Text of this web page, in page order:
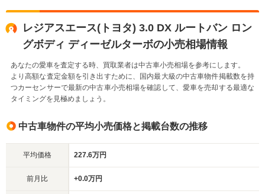
レジアスエース(トヨタ) 3.0 DX ルートバン ロン
グボディ ディーゼルターボの小売相場情報
あなたの愛車を査定する時、買取業者は中古車小売相場を参考にします。
より高額な査定金額を引き出すために、国内最大級の中古車物件掲載数を持
つカーセンサーで最新の中古車小売相場を確認して、愛車を売却する最適な
タイミングを見極めましょう。
中古車物件の平均小売価格と掲載台数の推移
平均価格 227.6万円
前月比 +0.0万円